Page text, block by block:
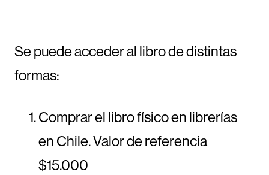
Se puede acceder al libro de distintas
formas:
Comprar el libro físico en librerías
en Chile. Valor de referencia
$15.000